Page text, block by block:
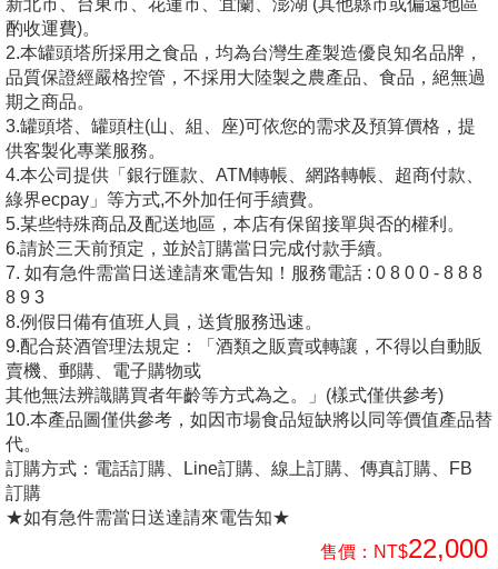
新北市、台東市、花蓮市、宜蘭、澎湖 (其他縣市或偏遠地區
酌收運費)。
2.本罐頭塔所採用之食品，均為台灣生產製造優良知名品牌，
品質保證經嚴格控管，不採用大陸製之農產品、食品，絕無過
期之商品。
3.罐頭塔、罐頭柱(山、組、座)可依您的需求及預算價格，提
供客製化專業服務。
4.本公司提供「銀行匯款、ATM轉帳、網路轉帳、超商付款、
綠界ecpay」等方式,不外加任何手續費。
5.某些特殊商品及配送地區，本店有保留接單與否的權利。
6.請於三天前預定，並於訂購當日完成付款手續。
7. 如有急件需當日送達請來電告知！服務電話 : 0 8 0 0 - 8 8 8
8 9 3
8.例假日備有值班人員，送貨服務迅速。
9.配合菸酒管理法規定：「酒類之販賣或轉讓，不得以自動販
賣機、郵購、電子購物或
其他無法辨識購買者年齡等方式為之。」(樣式僅供參考)
10.本產品圖僅供參考，如因市場食品短缺將以同等價值產品替
代。
訂購方式：電話訂購、Line訂購、線上訂購、傳真訂購、FB
訂購
★如有急件需當日送達請來電告知★
售價： NT$22,000